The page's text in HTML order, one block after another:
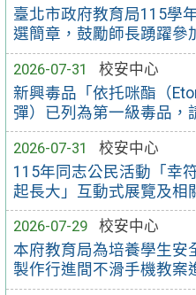
臺北市政府教育局115學
選簡章，鼓勵師長踴躍參
2026-07-31
校安中心
新興毒品「依托咪酯（
彈）已列為第一級毒品，
2026-07-31
校安中心
115年同志公民活動「幸
起長大」互動式展覽及相
2026-07-29
校安中心
本府教育局為培養學生安
製作行進間不滑手機教案